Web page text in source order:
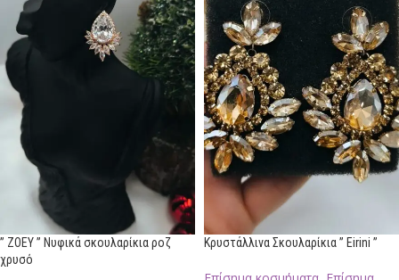
” ZOEY ” Νυφικά σκουλαρίκια ροζ
χρυσό
Κρυστάλλινα Σκουλαρίκια ” Eirini ”